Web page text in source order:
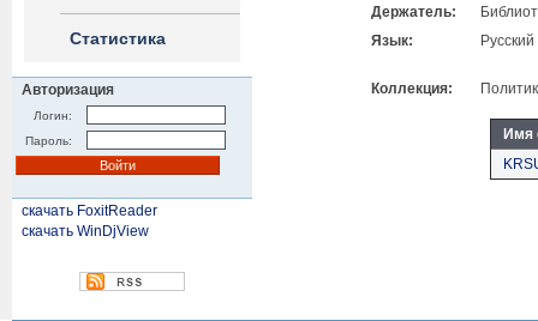
Статистика
Авторизация
Логин:
Пароль:
скачать FoxitReader
скачать WinDjView
Держатель:
Язык:
Русский
Коллекция:
Имя